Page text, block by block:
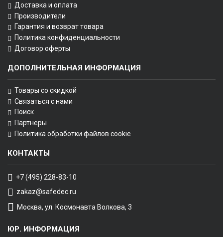
Доставка и оплата
Производители
Гарантия и возврат товара
Политика конфиденциальности
Договор оферты
ДОПОЛНИТЕЛЬНАЯ ИНФОРМАЦИЯ
Товары со скидкой
Связаться с нами
Поиск
Партнеры
Политика обработки файлов cookie
КОНТАКТЫ
+7 (495) 228-83-10
zakaz@safedec.ru
Москва, ул. Космонавта Волкова, 3
ЮР. ИНФОРМАЦИЯ